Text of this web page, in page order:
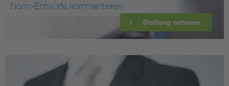
Norm-Entwürfe kommentieren
Stellung nehmen